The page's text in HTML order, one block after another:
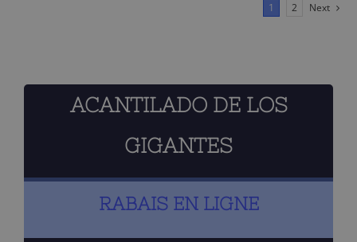
1 2 Next
ACANTILADO DE LOS
GIGANTES
RABAIS EN LIGNE